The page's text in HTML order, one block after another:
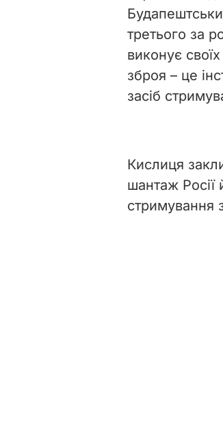
третього за
виконує
зброя – це
засіб
Кислиця
шантаж Росії
стримування